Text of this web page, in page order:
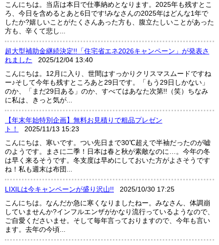
こんにちは。当店は本日で仕事納めとなります。2025年も残すとこ
ろ、今日を含めるとあと6日です!みなさんの2025年はどんな1年で
したか?嬉しいことがたくさんあった方も、腹立たしいことがあった
方も、辛くて悲し...
超大型補助金継続決定!!「住宅省エネ2026キャンペーン」が発表さ
れました
2025/12/04 13:40
こんにちは。12月に入り、世間はすっかりクリスマスムードですね
ー♪そして今年も残すところあと29日です。「もう29日しかない」
のか、「まだ29日ある」のか、すべてはあなた次第!!（笑）ちなみ
に私は、きっと気が...
【年末年始特別企画】無料お見積りで粗品プレゼン
ト！
2025/11/13 15:23
こんにちは、寒いです。つい先日まで30℃超えで半袖だったのが嘘
のようです。まさに二季！日本は春と秋が素敵なのに…。今年の冬
は早く来るそうです。冬支度は早めにしておいた方がよさそうです
ね！私も週末は布団...
LIXILは今キャンペーンが盛り沢山!!
2025/10/30 17:25
こんにちは。なんだか急に寒くなりましたねー。みなさん、体調崩
していませんか?インフルエンザがかなり流行っているようなので、
ご自愛くださいませ。そして毎年言っておりますので、今年も言い
ます。去年の今頃...